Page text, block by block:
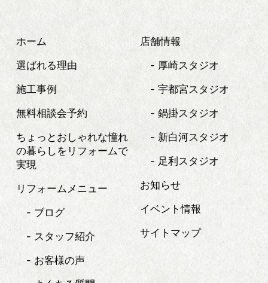
ホーム
選ばれる理由
施工事例
無料相談会予約
ちょっとおしゃれな憧れ
の暮らしを リフォームで
実現
リフォームメニュー
ブログ
スタッフ紹介
お客様の声
店舗情報
厚崎スタジオ
宇都宮スタジオ
鍋掛スタジオ
新白河スタジオ
足利スタジオ
お知らせ
イベント情報
サイトマップ